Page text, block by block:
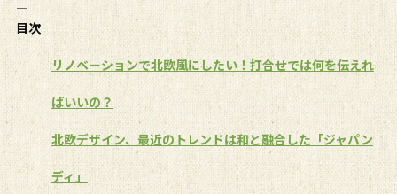
――――――――――――――――
目次
リノベーションで北欧風にしたい！打合せでは何を伝えれ
ばいいの？
北欧デザイン、最近のトレンドは和と融合した「ジャパン
ディ」